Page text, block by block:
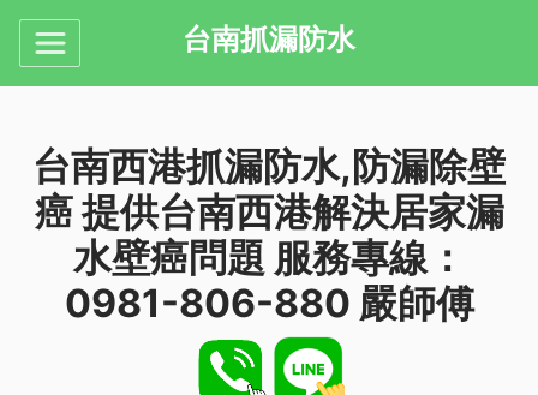
台南抓漏防水
台南西港抓漏防水,防漏除壁
癌 提供台南西港解決居家漏
水壁癌問題 服務專線：
0981-806-880 嚴師傅